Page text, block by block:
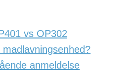
vs OP302
anmeldelse